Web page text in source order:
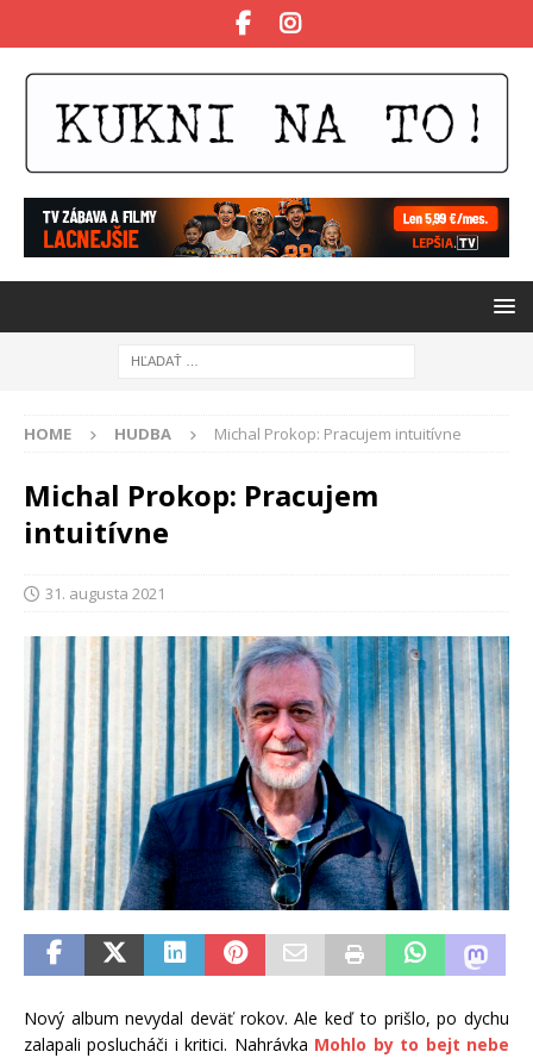
HOME HUDBA Michal Prokop: Pracujem intuitívne
Michal Prokop: Pracujem
intuitívne
31. augusta 2021
Nový album nevydal deväť rokov. Ale keď to prišlo, po dychu
zalapali poslucháči i kritici. Nahrávka Mohlo by to bejt nebe